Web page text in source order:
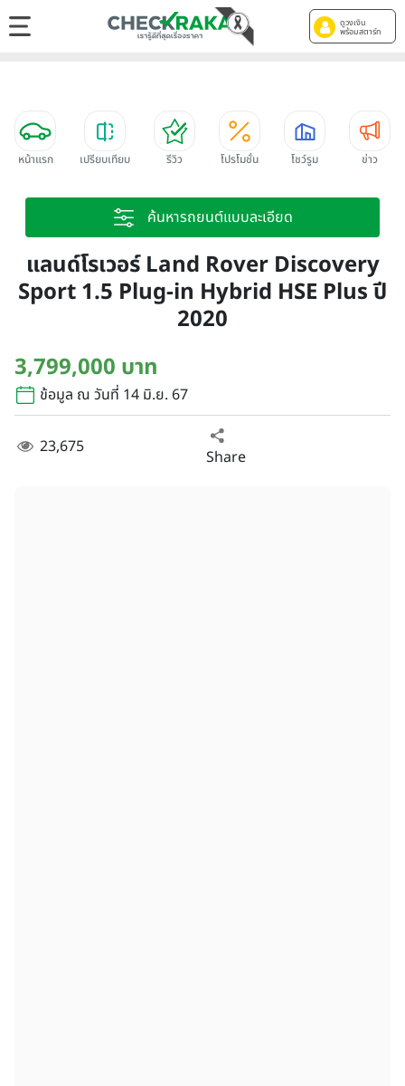
ดูวงเงิน
พร้อมสตาร์ท
หน้าแรก เปรียบเทียบ รีวิว โปรโมชั่น โชว์รูม ข่าว
ค้นหารถยนต์แบบละเอียด
แลนด์โรเวอร์ Land Rover Discovery
Sport 1.5 Plug-in Hybrid HSE Plus ปี
2020
3,799,000 บาท
ข้อมูล ณ วันที่ 14 มิ.ย. 67
23,675 Share